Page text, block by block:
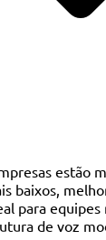
estão
baixos,
para
de voz